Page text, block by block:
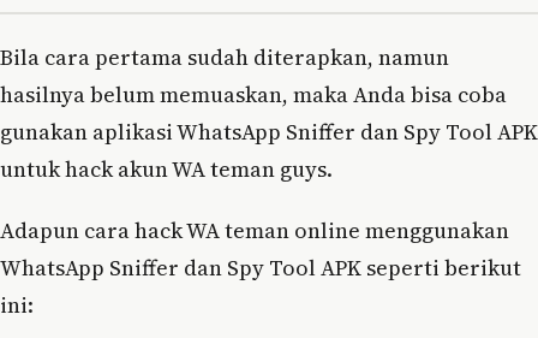
Bila cara pertama sudah diterapkan, namun
hasilnya belum memuaskan, maka Anda bisa coba
gunakan aplikasi WhatsApp Sniffer dan Spy Tool APK
untuk hack akun WA teman guys.
Adapun cara hack WA teman online menggunakan
WhatsApp Sniffer dan Spy Tool APK seperti berikut
ini: